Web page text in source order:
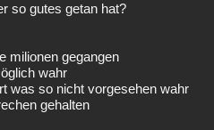
so gutes getan hat?
milionen gegangen
wahr
was so nicht vorgesehen wahr
gehalten